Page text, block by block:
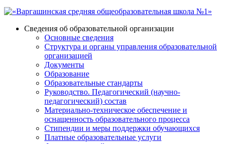
Сведения об образовательной организации
Основные сведения
Структура и органы управления образовательной
организацией
Документы
Образование
Образовательные стандарты
Руководство. Педагогический (научно-
педагогический) состав
Материально-техническое обеспечение и
оснащенность образовательного процесса
Стипендии и меры поддержки обучающихся
Платные образовательные услуги